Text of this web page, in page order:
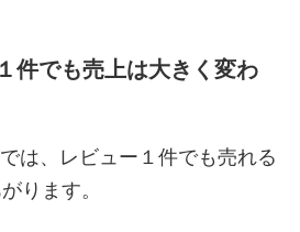
件でも売上は大きく変わ
は、レビュー１件でも売れる
ります。